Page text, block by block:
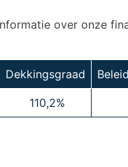
over onze
Dekkingsgraad
110,2%